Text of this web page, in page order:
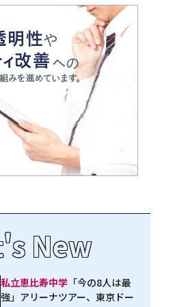
New
私立恵比寿中学 「今の8人は最
強」アリーナツアー、東京ドー